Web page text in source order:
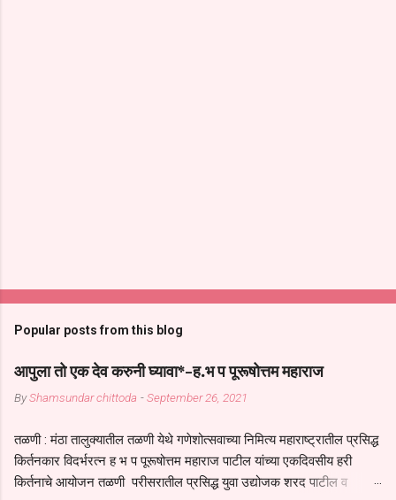
Popular posts from this blog
आपुला तो एक देव करुनी घ्यावा*-ह.भ प पूरूषोत्तम महाराज
ByShamsundar chittoda -September 26, 2021
तळणी : मंठा तालुक्यातील तळणी येथे गणेशोत्सवाच्या निमित्य महाराष्ट्रातील प्रसिद्ध
किर्तनकार विदर्भरत्न ह भ प पूरूषोत्तम महाराज पाटील यांच्या एकदिवसीय हरी
किर्तनाचे आयोजन तळणी परीसरातील प्रसिद्ध युवा उद्योजक शरद पाटील व